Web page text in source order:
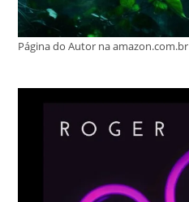
Página do Autor na amazon.com.br